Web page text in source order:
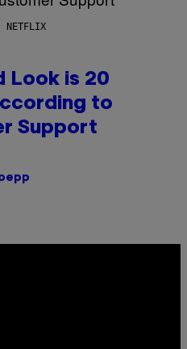
NETFLIX
Look is 20
to
Support